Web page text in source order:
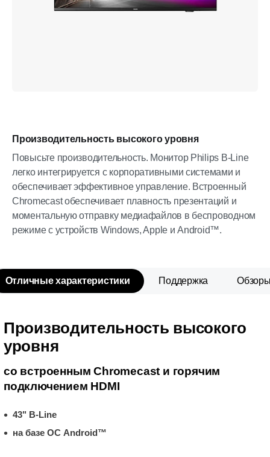
Производительность высокого уровня
Повысьте производительность. Монитор Philips B-Line
легко интегрируется с корпоративными системами и
обеспечивает эффективное управление. Встроенный
Chromecast обеспечивает плавность презентаций и
моментальную отправку медиафайлов в беспроводном
режиме с устройств Windows, Apple и Android™.
Отличные характеристики Поддержка
Производительность высокого
уровня
со встроенным Chromecast и горячим
подключением HDMI
43" B-Line
на базе ОС Android™